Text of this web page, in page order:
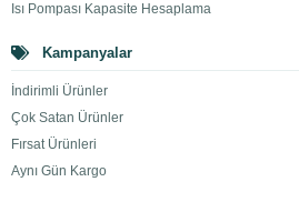
Isı Pompası Kapasite Hesaplama
Kampanyalar
İndirimli Ürünler
Çok Satan Ürünler
Fırsat Ürünleri
Aynı Gün Kargo